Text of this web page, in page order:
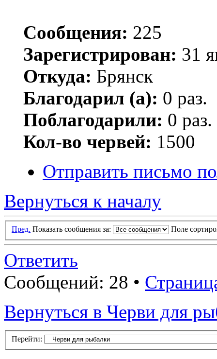
Сообщения: 225
Зарегистрирован: 31
Откуда: Брянск
Благодарил (а): 0 раз.
Поблагодарили: 0 раз.
Кол-во червей: 1500
Отправить письмо
Вернуться к началу
Пред. Показать сообщения за: Поле
Ответить
Сообщений: 28 •
Вернуться в Черви для
Перейти: